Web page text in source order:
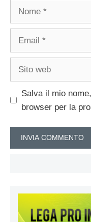
Nome
Email
Sito
Salva il mio
browser per la